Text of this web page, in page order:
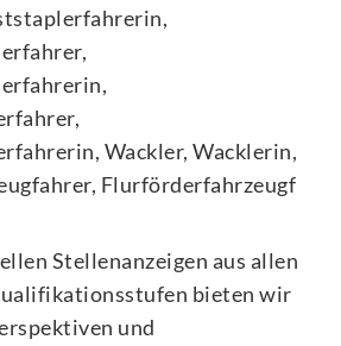
Wackler, Wacklerin,
Flurförderfahrzeugf
Stellenanzeigen aus allen
bieten wir
und